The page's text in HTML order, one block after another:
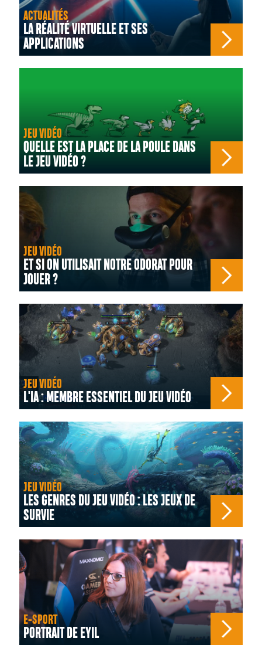
ACTUALITÉS
LA RÉALITÉ VIRTUELLE ET SES
APPLICATIONS
JEU VIDÉO
QUELLE EST LA PLACE DE LA POULE DANS
LE JEU VIDÉO ?
JEU VIDÉO
ET SI ON UTILISAIT NOTRE ODORAT POUR
JOUER ?
JEU VIDÉO
L'IA : MEMBRE ESSENTIEL DU JEU VIDÉO
JEU VIDÉO
LES GENRES DU JEU VIDÉO : LES JEUX DE
SURVIE
E-SPORT
PORTRAIT DE EYIL